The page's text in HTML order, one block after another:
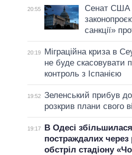
20:55
Сенат США
санкції»
20:19
Міграційна криза в
не буде скасовувати
контроль з Іспанією
19:52 Зеленський прибув до
розкрив плани свого
19:17
В Одесі збільшилася
постраждалих через
обстріл стадіону